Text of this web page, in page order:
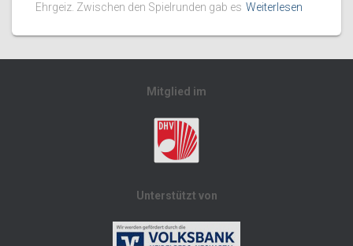
Ehrgeiz. Zwischen den Spielrunden gab es Weiterlesen
Mitglied im
Unterstützt von